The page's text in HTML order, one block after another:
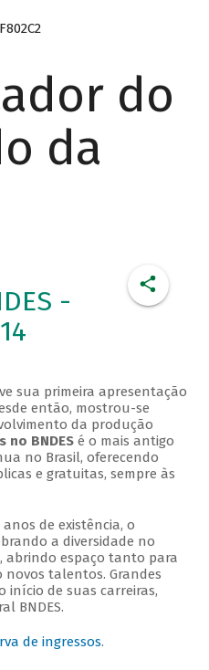
do
da
-
sua primeira apresentação
então, mostrou-se
da produção
no BNDESé o mais antigo
no Brasil, oferecendo
e gratuitas, sempre às
de existência, o
a diversidade no
abrindo espaço tanto para
talentos. Grandes
início de suas carreiras,
BNDES.
de ingressos.